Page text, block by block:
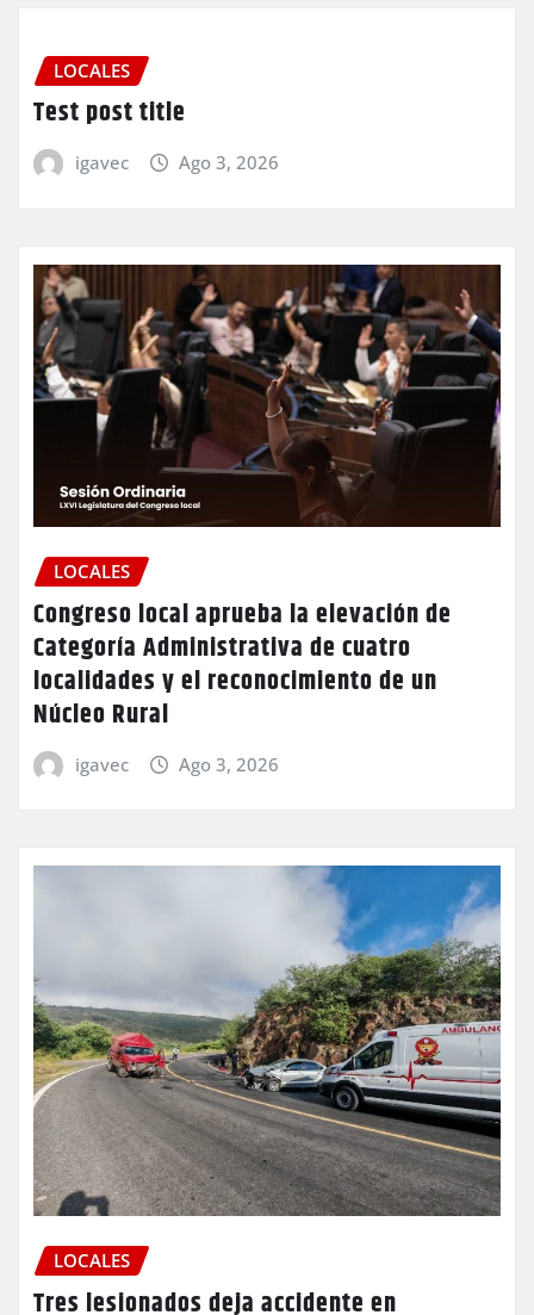
LOCALES
Test post title
igavec Ago 3, 2026
LOCALES
Congreso local aprueba la elevación de
Categoría Administrativa de cuatro
localidades y el reconocimiento de un
Núcleo Rural
igavec Ago 3, 2026
LOCALES
Tres lesionados deja accidente en